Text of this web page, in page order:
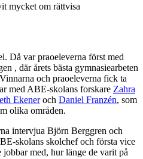
mycket om rättvisa
Då var praoeleverna först med
, där årets bästa gymnasiearbeten
och praoeleverna fick ta
med ABE-skolans forskare Zahra
Ekeneroch Daniel Franzén, som
olika områden.
intervjua Björn Berggren och
skolans skolchef och första vice
med, hur länge de varit på